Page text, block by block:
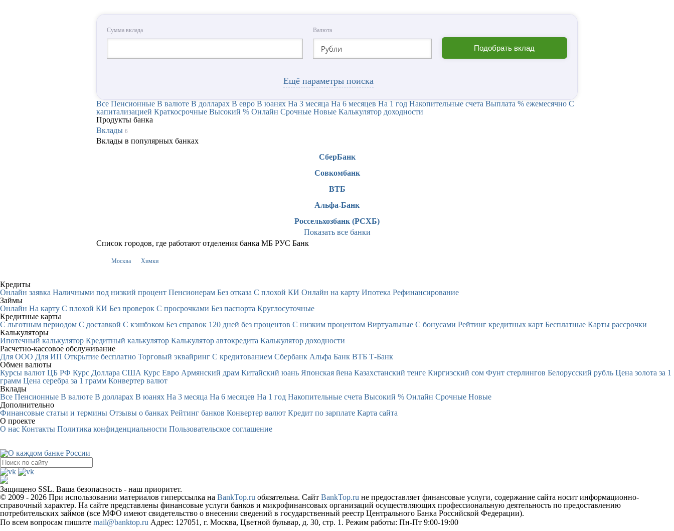
Сумма вклада Валюта
Рубли Подобрать вклад
Ещё параметры поиска
Все Пенсионные В валюте В долларах В евро В юанях На 3 месяца На 6 месяцев На 1 год Накопительные счета Выплата % ежемесячно С
капитализацией Краткосрочные Высокий % Онлайн Срочные Новые Калькулятор доходности
Продукты банка
Вклады 6
Вклады в популярных банках
СберБанк
Совкомбанк
ВТБ
Альфа-Банк
Россельхозбанк (РСХБ)
Показать все банки
Список городов, где работают отделения банка МБ РУС Банк
Москва Химки
Кредиты
Онлайн заявка Наличными под низкий процент Пенсионерам Без отказа С плохой КИ Онлайн на карту Ипотека Рефинансирование
Займы
Онлайн На карту С плохой КИ Без проверок С просрочками Без паспорта Круглосуточные
Кредитные карты
С льготным периодом С доставкой С кэшбэком Без справок 120 дней без процентов С низким процентом Виртуальные С бонусами Рейтинг кредитных карт Бесплатные Карты рассрочки
Калькуляторы
Ипотечный калькулятор Кредитный калькулятор Калькулятор автокредита Калькулятор доходности
Расчетно-кассовое обслуживание
Для ООО Для ИП Открытие бесплатно Торговый эквайринг С кредитованием Сбербанк Альфа Банк ВТБ Т-Банк
Обмен валюты
Курсы валют ЦБ РФ Курс Доллара США Курс Евро Армянский драм Китайский юань Японская йена Казахстанский тенге Киргизский сом Фунт стерлингов Белорусский рубль Цена золота за 1
грамм Цена серебра за 1 грамм Конвертер валют
Вклады
Все Пенсионные В валюте В долларах В юанях На 3 месяца На 6 месяцев На 1 год Накопительные счета Высокий % Онлайн Срочные Новые
Дополнительно
Финансовые статьи и термины Отзывы о банках Рейтинг банков Конвертер валют Кредит по зарплате Карта сайта
О проекте
О нас Контакты Политика конфиденциальности Пользовательское соглашение
Защищено SSL. Ваша безопасность - наш приоритет.
© 2009 - 2026 При использовании материалов гиперссылка на BankTop.ru обязательна. Сайт BankTop.ru не предоставляет финансовые услуги, содержание сайта носит информационно-
справочный характер. На сайте представлены финансовые услуги банков и микрофинансовых организаций осуществляющих профессиональную деятельность по предоставлению
потребительских займов (все МФО имеют свидетельство о внесении сведений в государственный реестр Центрального Банка Российской Федерации).
По всем вопросам пишите mail@banktop.ru Адрес: 127051, г. Москва, Цветной бульвар, д. 30, стр. 1. Режим работы: Пн-Пт 9:00-19:00